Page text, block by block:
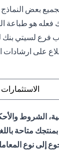
بعض النماذج
فعله هو طباعة
فرع لسيتي بنك
على ارشادات
الاستثمارات
الشروط
متاحة
إلى نوع